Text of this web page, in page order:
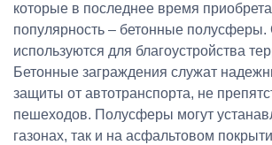
которые в последнее время
популярность – бетонные полусферы.
используются для благоустройства
Бетонные заграждения служат
защиты от автотранспорта, не
пешеходов. Полусферы могут
газонах, так и на асфальтовом